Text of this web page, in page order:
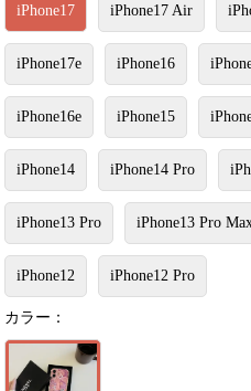
iPhone17 iPhone17 Air
iPhone17e iPhone16
iPhone16e iPhone15
iPhone14 iPhone14 Pro
iPhone13 Pro iPhone13 Pro
iPhone12 iPhone12 Pro
カラー：